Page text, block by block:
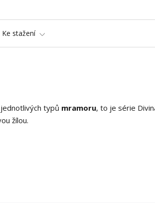
Ke stažení
typů mramoru, to je série
žílou.